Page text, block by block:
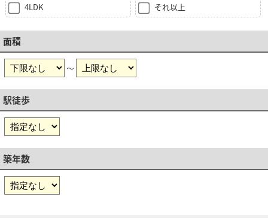
4LDK それ以上
面積
～
駅徒歩
築年数